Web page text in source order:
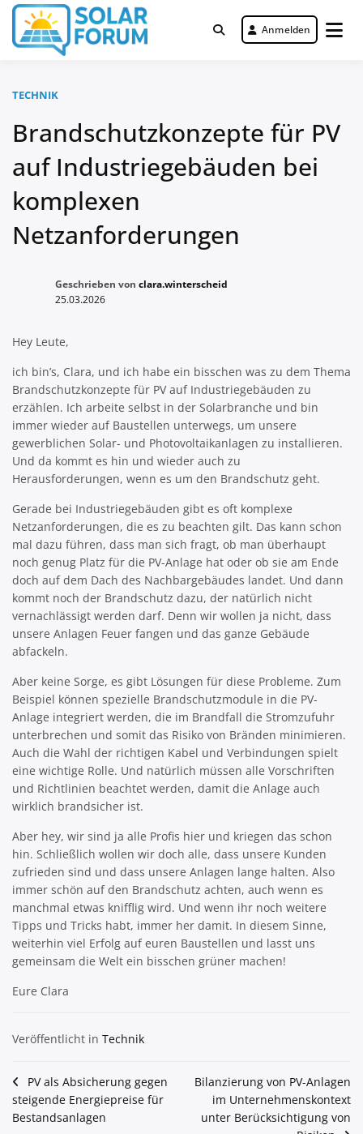
Zum
Inhalt
springen
Solar Forum
Deutschlandweit Nr. 1 Forum für
gewerbliche Solar Investments
Anmelden
TECHNIK
Brandschutzkonzepte für PV
auf Industriegebäuden bei
komplexen
Netzanforderungen
Geschrieben von clara.winterscheid
25.03.2026
Hey Leute,
ich bin’s, Clara, und ich habe ein bisschen was zu dem Thema
Brandschutzkonzepte für PV auf Industriegebäuden zu
erzählen. Ich arbeite selbst in der Solarbranche und bin
immer wieder auf Baustellen unterwegs, um unsere
gewerblichen Solar- und Photovoltaikanlagen zu installieren.
Und da kommt es hin und wieder auch zu
Herausforderungen, wenn es um den Brandschutz geht.
Gerade bei Industriegebäuden gibt es oft komplexe
Netzanforderungen, die es zu beachten gilt. Das kann schon
mal dazu führen, dass man sich fragt, ob man überhaupt
noch genug Platz für die PV-Anlage hat oder ob sie am Ende
doch auf dem Dach des Nachbargebäudes landet. Und dann
kommt noch der Brandschutz dazu, der natürlich nicht
vernachlässigt werden darf. Denn wir wollen ja nicht, dass
unsere Anlagen Feuer fangen und das ganze Gebäude
abfackeln.
Aber keine Sorge, es gibt Lösungen für diese Probleme. Zum
Beispiel können spezielle Brandschutzmodule in die PV-
Anlage integriert werden, die im Brandfall die Stromzufuhr
unterbrechen und somit das Risiko von Bränden minimieren.
Auch die Wahl der richtigen Kabel und Verbindungen spielt
eine wichtige Rolle. Und natürlich müssen alle Vorschriften
und Richtlinien beachtet werden, damit die Anlage auch
wirklich brandsicher ist.
Aber hey, wir sind ja alle Profis hier und kriegen das schon
hin. Schließlich wollen wir doch alle, dass unsere Kunden
zufrieden sind und dass unsere Anlagen lange halten. Also
immer schön auf den Brandschutz achten, auch wenn es
manchmal etwas knifflig wird. Und wenn ihr noch weitere
Tipps und Tricks habt, immer her damit. In diesem Sinne,
weiterhin viel Erfolg auf euren Baustellen und lasst uns
gemeinsam die Welt ein bisschen grüner machen!
Eure Clara
Veröffentlicht in Technik
Beitragsnavigation
PV als Absicherung gegen
steigende Energiepreise für
Bestandsanlagen
Bilanzierung von PV-Anlagen
im Unternehmenskontext
unter Berücksichtigung von